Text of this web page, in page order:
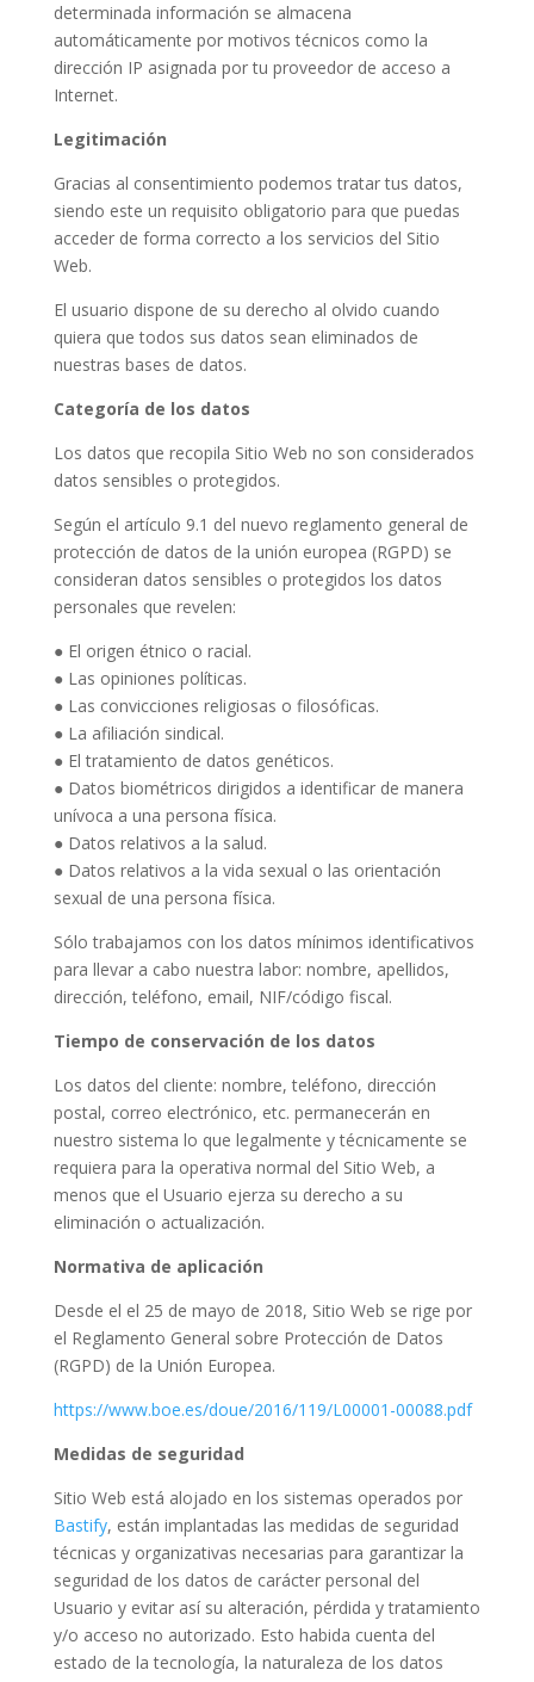
determinada información se almacena
automáticamente por motivos técnicos como la
dirección IP asignada por tu proveedor de acceso a
Internet.
Legitimación
Gracias al consentimiento podemos tratar tus datos,
siendo este un requisito obligatorio para que puedas
acceder de forma correcto a los servicios del Sitio
Web.
El usuario dispone de su derecho al olvido cuando
quiera que todos sus datos sean eliminados de
nuestras bases de datos.
Categoría de los datos
Los datos que recopila Sitio Web no son considerados
datos sensibles o protegidos.
Según el artículo 9.1 del nuevo reglamento general de
protección de datos de la unión europea (RGPD) se
consideran datos sensibles o protegidos los datos
personales que revelen:
● El origen étnico o racial.
● Las opiniones políticas.
● Las convicciones religiosas o filosóficas.
● La afiliación sindical.
● El tratamiento de datos genéticos.
● Datos biométricos dirigidos a identificar de manera
unívoca a una persona física.
● Datos relativos a la salud.
● Datos relativos a la vida sexual o las orientación
sexual de una persona física.
Sólo trabajamos con los datos mínimos identificativos
para llevar a cabo nuestra labor: nombre, apellidos,
dirección, teléfono, email, NIF/código fiscal.
Tiempo de conservación de los datos
Los datos del cliente: nombre, teléfono, dirección
postal, correo electrónico, etc. permanecerán en
nuestro sistema lo que legalmente y técnicamente se
requiera para la operativa normal del Sitio Web, a
menos que el Usuario ejerza su derecho a su
eliminación o actualización.
Normativa de aplicación
Desde el el 25 de mayo de 2018, Sitio Web se rige por
el Reglamento General sobre Protección de Datos
(RGPD) de la Unión Europea.
https://www.boe.es/doue/2016/119/L00001-00088.pdf
Medidas de seguridad
Sitio Web está alojado en los sistemas operados por
Bastify, están implantadas las medidas de seguridad
técnicas y organizativas necesarias para garantizar la
seguridad de los datos de carácter personal del
Usuario y evitar así su alteración, pérdida y tratamiento
y/o acceso no autorizado. Esto habida cuenta del
estado de la tecnología, la naturaleza de los datos